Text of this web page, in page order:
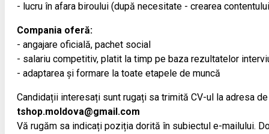
- lucru în afara biroului (după necesitate - crearea
Compania oferă:
- angajare oficială, pachet social
- salariu competitiv, platit la timp pe baza rezultatelor
- adaptarea și formare la toate etapele de muncă
Candidații interesați sunt rugați sa trimită CV-ul la adresa
tshop.moldova@gmail.com
Vă rugăm sa indicați poziția dorită în subiectul e-mailului.